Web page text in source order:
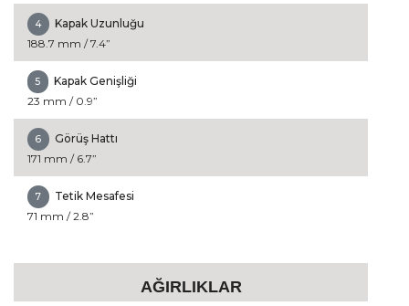
4
Kapak Uzunluğu
188.7 mm / 7.4”
5
Kapak Genişliği
23 mm / 0.9”
6
Görüş Hattı
171 mm / 6.7”
7
Tetik Mesafesi
71 mm / 2.8”
AĞIRLIKLAR